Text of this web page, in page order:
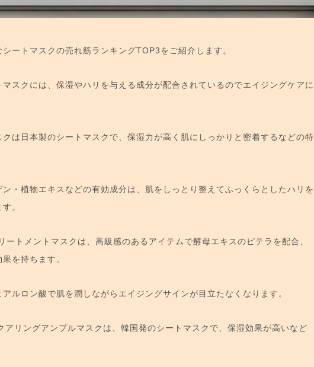
ートマスクの売れ筋ランキングTOP3をご紹介します。
スクには、保湿やハリを与える成分が配合されているのでエイジングケアに
は日本製のシートマスクで、保湿力が高く肌にしっかりと密着するなどの特
・植物エキスなどの有効成分は、肌をしっとり整えてふっくらとしたハリを
。
ートメントマスクは、高級感のあるアイテムで酵母エキスのピテラを配合、
を持ちます。
ルロン酸で肌を潤しながらエイジングサインが目立たなくなります。
アリングアンプルマスクは、韓国発のシートマスクで、保湿効果が高いなど